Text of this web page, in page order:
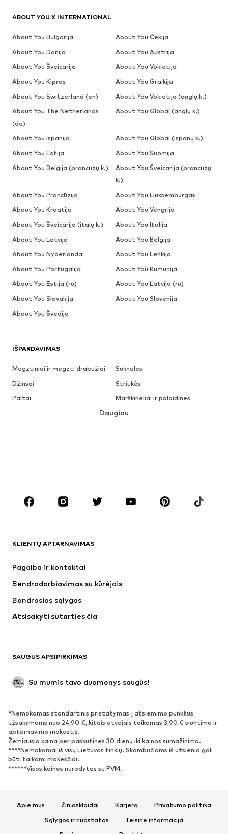
IŠPARDAVIMAS
Megztiniai ir megzti drabužiai
Suknelės
Džinsai
Striukės
Paltai
Marškinėliai ir palaidinės
Apatiniai
Sijonai
Palaidinės ir tunikos
Aksesuarai
Premium
Naujienos
Apatiniai
Paltai
Proginiai
Išskirtiniai
BATAI
Naujienos
Sportbačiai
Aulinukai
Batai su kulniukais
Auliniai batai
Įsispiriami bateliai
Šlepetės
Daugiau
KLIENTŲ APTARNAVIMAS
Pagalba ir kontaktai
Bendradarbiavimas su kūrėjais
Bendrosios sąlygos
Atsisakyti sutarties čia
SAUGUS APSIPIRKIMAS
Su mumis tavo duomenys saugūs!
*Nemokamas standartinis pristatymas į atsiėmimo punktus
užsakymams nuo 24,90 €, kitais atvejais taikomas 3,90 € siuntimo ir
aptarnavimo mokestis.
Žemiausia kaina per paskutines 30 dienų iki kainos sumažinimo.
****Nemokamai iš visų Lietuvos tinklų. Skambučiams iš užsienio gali
būti taikomi mokesčiai.
******Visos kainos nurodytos su PVM.
Apie mus Žiniasklaidai Karjera
Privatumo politika
Sąlygos ir nuostatos
Teisinė informacija
ABOUT YOU X INTERNATIONAL
About You Bulgarija
About You Čekija
About You Danija
About You Austrija
About You Šveicarija
About You Vokietija
About You Kipras
About You Graikija
About You Switzerland (en)
About You Vokietija (anglų k.)
About You The Netherlands
(de)
About You Global (anglų k.)
About You Ispanija
About You Global (ispanų k.)
About You Estija
About You Suomija
About You Belgija (prancūzų k.)
About You Šveicarija (prancūzų
k.)
About You Prancūzija
About You Liuksemburgas
About You Kroatija
About You Vengrija
About You Šveicarija (italų k.)
About You Italija
About You Latvija
About You Belgija
About You Nyderlandai
About You Lenkija
About You Portugalija
About You Rumunija
About You Estija (ru)
About You Latvija (ru)
About You Slovakija
About You Slovėnija
About You Švedija